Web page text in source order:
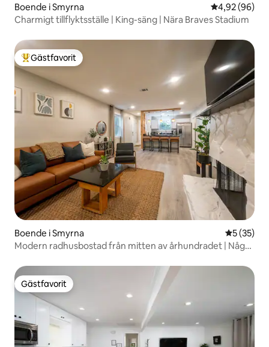
Boende i Smyrna 4,92 av 5 i
4,92 (96)
Charmigt tillflyktsställe | King-säng | Nära Braves Stadium
Populär gästfavorit
Gästfavorit
Boende i Smyrna 5 av 5 i
5 (35)
Modern radhusbostad från mitten av århundradet | Några
Gästfavorit
Gästfavorit